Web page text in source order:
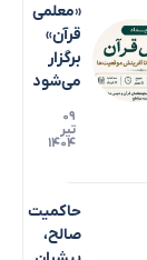
«معلمی
قرآن»
برگزار
می‌شود
۰۹
تیر
۱۴۰۴
حاکمیت
صالح،